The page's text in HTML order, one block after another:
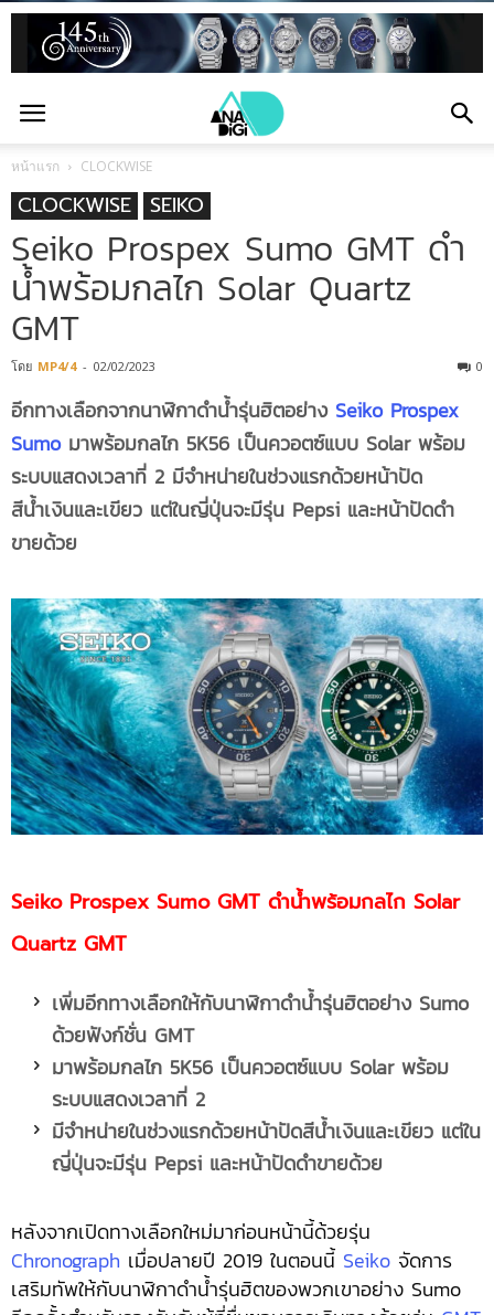
หน้าแรก CLOCKWISE
CLOCKWISE SEIKO
Seiko Prospex Sumo GMT ดำ
น้ำพร้อมกลไก Solar Quartz
GMT
โดย MP4/4 - 02/02/2023 0
อีกทางเลือกจากนาฬิกาดำน้ำรุ่นฮิตอย่าง Seiko Prospex
Sumoมาพร้อมกลไก 5K56 เป็นควอตซ์แบบ Solar พร้อม
ระบบแสดงเวลาที่ 2 มีจำหน่ายในช่วงแรกด้วยหน้าปัด
สีน้ำเงินและเขียว แต่ในญี่ปุ่นจะมีรุ่น Pepsi และหน้าปัดดำ
ขายด้วย
Seiko Prospex Sumo GMT ดำน้ำพร้อมกลไก Solar
Quartz GMT
เพิ่มอีกทางเลือกให้กับนาฬิกาดำน้ำรุ่นฮิตอย่าง Sumo
ด้วยฟังก์ชั่น GMT
มาพร้อมกลไก 5K56 เป็นควอตซ์แบบ Solar พร้อม
ระบบแสดงเวลาที่ 2
มีจำหน่ายในช่วงแรกด้วยหน้าปัดสีน้ำเงินและเขียว แต่ใน
ญี่ปุ่นจะมีรุ่น Pepsi และหน้าปัดดำขายด้วย
หลังจากเปิดทางเลือกใหม่มาก่อนหน้านี้ด้วยรุ่น
Chronograph เมื่อปลายปี 2019 ในตอนนี้ Seiko จัดการ
เสริมทัพให้กับนาฬิกาดำน้ำรุ่นฮิตของพวกเขาอย่าง Sumo